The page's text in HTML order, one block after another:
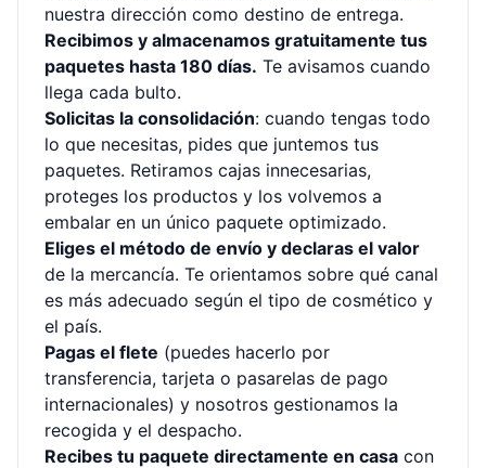
nuestra dirección como destino de entrega.
Recibimos y almacenamos gratuitamente tus
paquetes hasta 180 días. Te avisamos cuando
llega cada bulto.
Solicitas la consolidación: cuando tengas todo
lo que necesitas, pides que juntemos tus
paquetes. Retiramos cajas innecesarias,
proteges los productos y los volvemos a
embalar en un único paquete optimizado.
Eliges el método de envío y declaras el valor
de la mercancía. Te orientamos sobre qué canal
es más adecuado según el tipo de cosmético y
el país.
Pagas el flete (puedes hacerlo por
transferencia, tarjeta o pasarelas de pago
internacionales) y nosotros gestionamos la
recogida y el despacho.
Recibes tu paquete directamente en casa con